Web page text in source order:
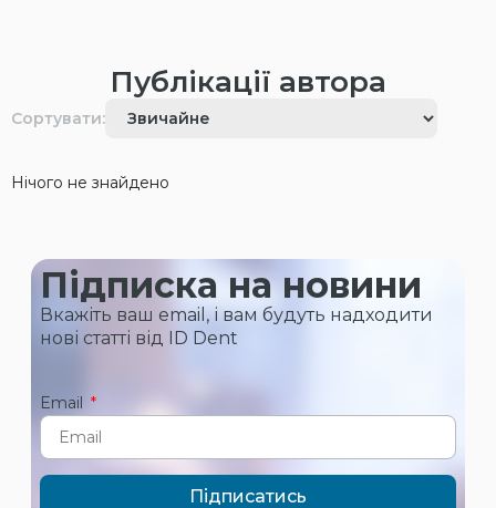
Публікації автора
Сортувати:
Нічого не знайдено
Підписка на новини
Вкажіть ваш email, і вам будуть надходити
нові статті від ID Dent
Email
Підписатись